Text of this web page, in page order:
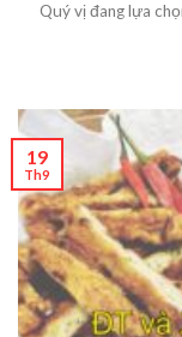
Quý vị đang lựa
19
Th9